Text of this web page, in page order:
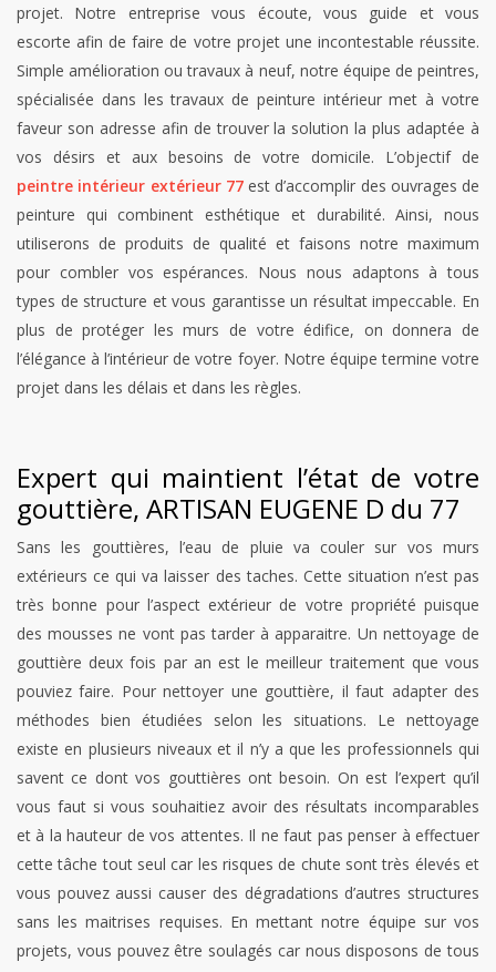
projet. Notre entreprise vous écoute, vous guide et vous
escorte afin de faire de votre projet une incontestable réussite.
Simple amélioration ou travaux à neuf, notre équipe de peintres,
spécialisée dans les travaux de peinture intérieur met à votre
faveur son adresse afin de trouver la solution la plus adaptée à
vos désirs et aux besoins de votre domicile. L’objectif de
peintre intérieur extérieur 77 est d’accomplir des ouvrages de
peinture qui combinent esthétique et durabilité. Ainsi, nous
utiliserons de produits de qualité et faisons notre maximum
pour combler vos espérances. Nous nous adaptons à tous
types de structure et vous garantisse un résultat impeccable. En
plus de protéger les murs de votre édifice, on donnera de
l’élégance à l’intérieur de votre foyer. Notre équipe termine votre
projet dans les délais et dans les règles.
Expert qui maintient l’état de votre
gouttière, ARTISAN EUGENE D du 77
Sans les gouttières, l’eau de pluie va couler sur vos murs
extérieurs ce qui va laisser des taches. Cette situation n’est pas
très bonne pour l’aspect extérieur de votre propriété puisque
des mousses ne vont pas tarder à apparaitre. Un nettoyage de
gouttière deux fois par an est le meilleur traitement que vous
pouviez faire. Pour nettoyer une gouttière, il faut adapter des
méthodes bien étudiées selon les situations. Le nettoyage
existe en plusieurs niveaux et il n’y a que les professionnels qui
savent ce dont vos gouttières ont besoin. On est l’expert qu’il
vous faut si vous souhaitiez avoir des résultats incomparables
et à la hauteur de vos attentes. Il ne faut pas penser à effectuer
cette tâche tout seul car les risques de chute sont très élevés et
vous pouvez aussi causer des dégradations d’autres structures
sans les maitrises requises. En mettant notre équipe sur vos
projets, vous pouvez être soulagés car nous disposons de tous